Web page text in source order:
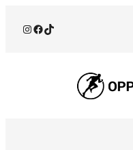
Instagram
Facebook
TikTok